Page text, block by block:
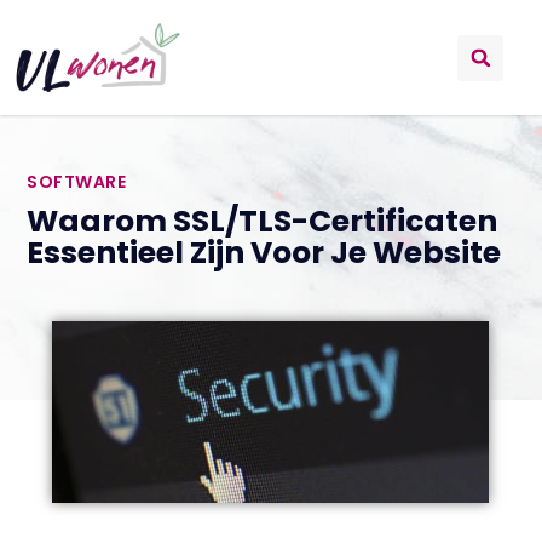
SOFTWARE
Waarom SSL/TLS-Certificaten
Essentieel Zijn Voor Je Website